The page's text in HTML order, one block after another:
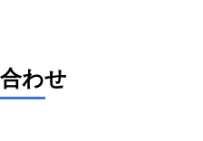
わせ